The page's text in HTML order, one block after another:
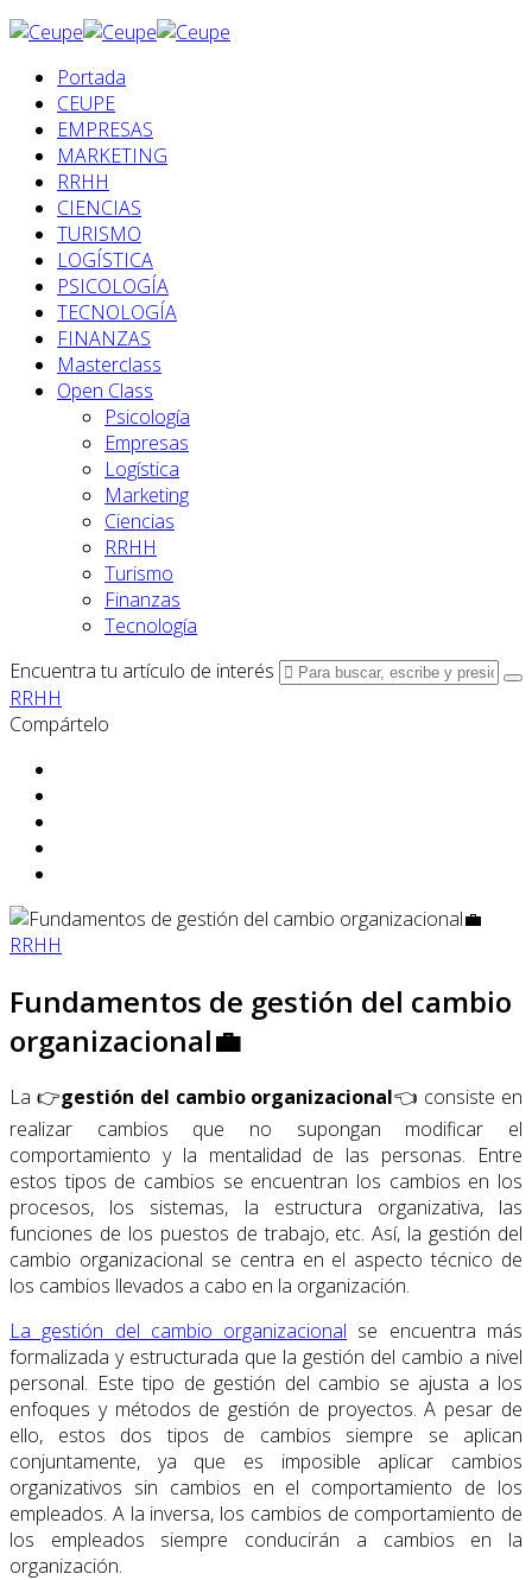
Portada
CEUPE
EMPRESAS
MARKETING
RRHH
CIENCIAS
TURISMO
LOGÍSTICA
PSICOLOGÍA
TECNOLOGÍA
FINANZAS
Masterclass
Open Class
Psicología
Empresas
Logística
Marketing
Ciencias
RRHH
Turismo
Finanzas
Tecnología
Encuentra tu artículo de interés
RRHH
Compártelo
RRHH
Fundamentos de gestión del cambio
organizacional💼
La 👉gestión del cambio organizacional👈 consiste en
realizar cambios que no supongan modificar el
comportamiento y la mentalidad de las personas. Entre
estos tipos de cambios se encuentran los cambios en los
procesos, los sistemas, la estructura organizativa, las
funciones de los puestos de trabajo, etc. Así, la gestión del
cambio organizacional se centra en el aspecto técnico de
los cambios llevados a cabo en la organización.
La gestión del cambio organizacional se encuentra más
formalizada y estructurada que la gestión del cambio a nivel
personal. Este tipo de gestión del cambio se ajusta a los
enfoques y métodos de gestión de proyectos. A pesar de
ello, estos dos tipos de cambios siempre se aplican
conjuntamente, ya que es imposible aplicar cambios
organizativos sin cambios en el comportamiento de los
empleados. A la inversa, los cambios de comportamiento de
los empleados siempre conducirán a cambios en la
organización.